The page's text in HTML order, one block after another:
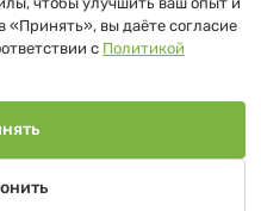
ул. Платонова, 22, пом.
г. Регистрация №191081534,
телефон +375 (17) 361-10-80,
e-mail: info@danko.by
Первомайского района
отдела: Жакович Юлия
«Принять», вы даёте согласие
с Политикой